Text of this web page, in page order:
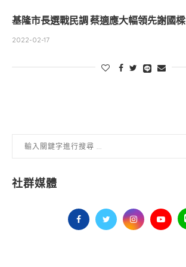
基隆市長選戰民調 蔡適應大幅領先謝國樑
2022-02-17
社群媒體